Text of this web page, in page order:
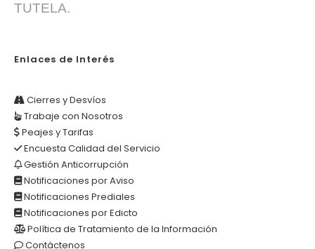
TUTELA.
Enlaces de Interés
Cierres y Desvíos
Trabaje con Nosotros
Peajes y Tarifas
Encuesta Calidad del Servicio
Gestión Anticorrupción
Notificaciones por Aviso
Notificaciones Prediales
Notificaciones por Edicto
Política de Tratamiento de la Información
Contáctenos